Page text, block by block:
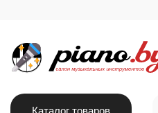
Каталог товаров